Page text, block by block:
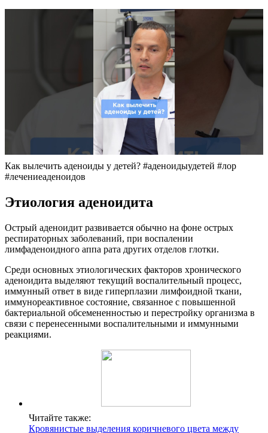
Как вылечить аденоиды у детей? #аденоидыудетей #лор
#лечениеаденоидов
Этиология аденоидита
Острый аденоидит развивается обычно на фоне острых
респираторных заболеваний, при воспалении
лимфаденоидного аппа рата других отделов глотки.
Среди основных этиологических факторов хронического
аденоидита выделяют текущий воспалительный процесс,
иммунный ответ в виде гиперплазии лимфоидной ткани,
иммунореактивное состояние, связанное с повышенной
бактериальной обсемененностью и перестройку организма в
связи с перенесенными воспалительными и иммунными
реакциями.
Читайте также:
Кровянистые выделения коричневого цвета между